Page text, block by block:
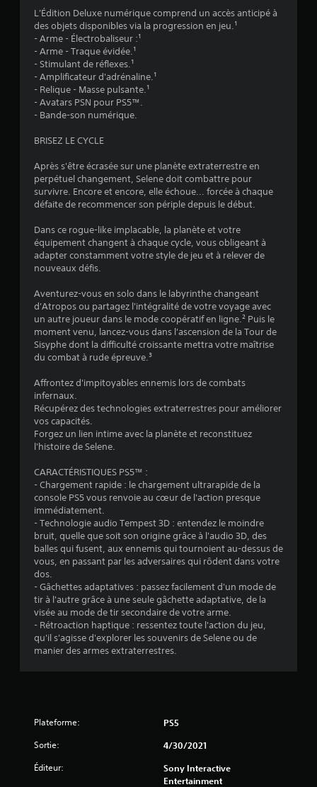
d
e
c
a
u
s
e
r
u
n
n
o
n
f
o
t
v
i
s
e
l
e
t
j
o
u
e
r
a
v
e
c
u
n
p
o
i
n
t
a
u
e
n
t
r
e
d
e
c
n
a
l
o
g
i
q
u
e
o
u
a
l
e
s
a
s
a
v
o
i
à
m
a
i
n
e
n
i
r
l
e
s
o
u
c
h
e
s
e
n
L'Édition Deluxe numérique comprend un accès anticipé à
des objets disponibles via la progression en jeu.¹
- Arme - Électrobaliseur :¹
- Arme - Traque évidée.¹
- Stimulant de réflexes.¹
- Amplificateur d'adrénaline.¹
- Relique - Masse pulsante.¹
- Avatars PSN pour PS5™.
- Bande-son numérique.
BRISEZ LE CYCLE
Après s'être écrasée sur une planète extraterrestre en
perpétuel changement, Selene doit combattre pour
survivre. Encore et encore, elle échoue... forcée à chaque
défaite de recommencer son périple depuis le début.
Dans ce rogue-like implacable, la planète et votre
équipement changent à chaque cycle, vous obligeant à
adapter constamment votre style de jeu et à relever de
nouveaux défis.
Aventurez-vous en solo dans le labyrinthe changeant
d'Atropos ou partagez l'intégralité de votre voyage avec
un autre joueur dans le mode coopératif en ligne.² Puis le
moment venu, lancez-vous dans l'ascension de la Tour de
Sisyphe dont la difficulté croissante mettra votre maîtrise
du combat à rude épreuve.³
Affrontez d'impitoyables ennemis lors de combats
infernaux.
Récupérez des technologies extraterrestres pour améliorer
vos capacités.
Forgez un lien intime avec la planète et reconstituez
l'histoire de Selene.
CARACTÉRISTIQUES PS5™ :
- Chargement rapide : le chargement ultrarapide de la
console PS5 vous renvoie au cœur de l'action presque
immédiatement.
- Technologie audio Tempest 3D : entendez le moindre
bruit, quelle que soit son origine grâce à l'audio 3D, des
balles qui fusent, aux ennemis qui tournoient au-dessus de
vous, en passant par les adversaires qui rôdent dans votre
dos.
- Gâchettes adaptatives : passez facilement d'un mode de
tir à l'autre grâce à une seule gâchette adaptative, de la
visée au mode de tir secondaire de votre arme.
- Rétroaction haptique : ressentez toute l'action du jeu,
qu'il s'agisse d'explorer les souvenirs de Selene ou de
manier des armes extraterrestres.
Plateforme: PS5
Sortie: 4/30/2021
Éditeur:
Sony Interactive
Entertainment